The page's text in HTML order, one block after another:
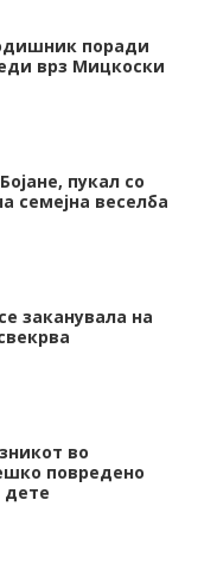
поради
врз Мицкоски
пукал со
семејна веселба
заканувала на
во
повредено